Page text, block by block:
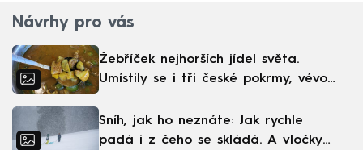
Návrhy pro vás
Žebříček nejhorších jídel světa.
Umístily se i tři české pokrmy, vévodí
Sníh, jak ho neznáte: Jak rychle
padá i z čeho se skládá. A vločky